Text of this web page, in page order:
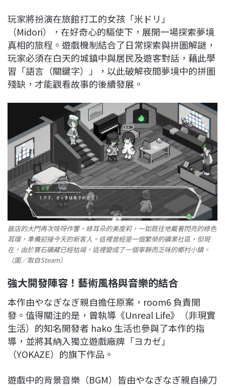
玩家將扮演在旅館打工的女孩「米ドリ」
（Midori），在好奇心的驅使下，展開一場探索夢境
真相的旅程。遊戲機制結合了日常探索與拼圖解謎，
玩家必須在白天的城鎮中與居民及遊客對話，藉此學
習「語言（關鍵字）」，以此破解夜間夢境中的拼圖
殘缺，才能觀看故事的後續發展。
飯店的大門再次吱呀作響。綠耳朵的美度莉，一如既往地戴著閃亮的綠色
耳環，準備迎接今天的新客人。這裡曾經是一個繁榮的礦業社區，但現
在，由於寶石礦藏已經枯竭，這裡變成了一個寧靜而乏味的鄉村小鎮。
（圖／取自Steam）
強大開發陣容！藝術風格與音樂的結合
本作由やなぎなぎ親自擔任原案，room6 負責開
發。值得關注的是，曾執導《Unreal Life》（非現實
生活）的知名開發者 hako 生活也參與了本作的指
導，並將其納入獨立遊戲廠牌「ヨカゼ」
（YOKAZE）的旗下作品。
遊戲中的背景音樂（BGM）皆由やなぎなぎ親自操刀